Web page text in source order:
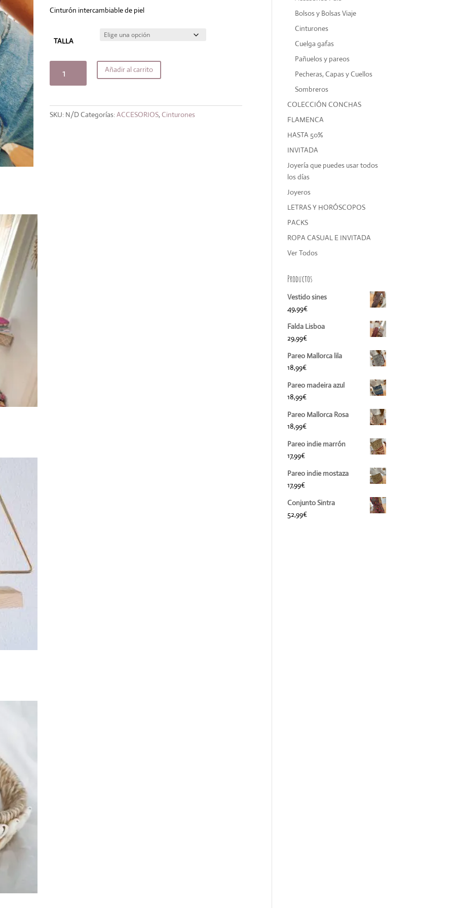
era: es:
Cinturón intercambiable de piel
TALLA
Pantera
Añadir al carrito
SKU: N/DCategorías:ACCESORIOS,Cinturones
Bolsos y Bolsas Viaje
Cinturones
Cuelga gafas
Pañuelos y pareos
Pecheras, Capas y Cuellos
Sombreros
COLECCIÓN CONCHAS
FLAMENCA
HASTA 50%
INVITADA
Joyería que puedes usar todos
los días
Joyeros
LETRAS Y HORÓSCOPOS
PACKS
ROPA CASUAL E INVITADA
Ver Todos
Productos
Vestido sines
49,99€
Falda Lisboa
29,99€
Pareo Mallorca lila
18,99€
Pareo madeira azul
18,99€
Pareo Mallorca Rosa
18,99€
Pareo indie marrón
17,99€
Pareo indie mostaza
17,99€
Conjunto Sintra
52,99€